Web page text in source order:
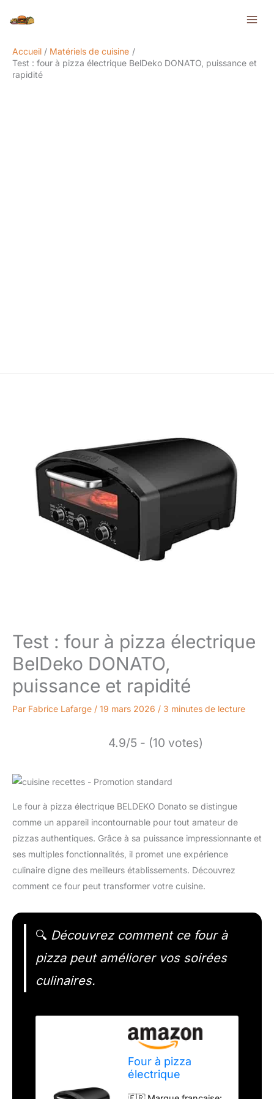
Accueil
Matériels de cuisine
Test : four à pizza électrique BelDeko DONATO, puissance et
rapidité
Test : four à pizza électrique
BelDeko DONATO,
puissance et rapidité
Par Fabrice Lafarge / 19 mars 2026 / 3 minutes de lecture
4.9/5 - (10 votes)
Le four à pizza électrique BELDEKO Donato se distingue
comme un appareil incontournable pour tout amateur de
pizzas authentiques. Grâce à sa puissance impressionnante et
ses multiples fonctionnalités, il promet une expérience
culinaire digne des meilleurs établissements. Découvrez
comment ce four peut transformer votre cuisine.
🔍 Découvrez comment ce four à
pizza peut améliorer vos soirées
culinaires.
Four à pizza
électrique